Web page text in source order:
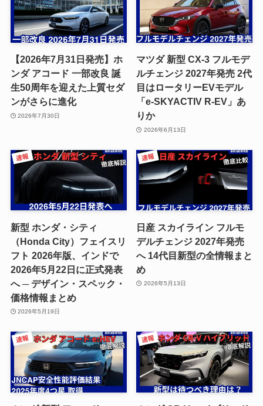
【2026年7月31日発売】ホ
ンダ アコード 一部改良 誕
生50周年を迎えた上質セダ
ンがさらに進化
2026年7月30日
マツダ 新型 CX-3 フルモデ
ルチェンジ 2027年発売 2代
目はロータリーEVモデル
「e-SKYACTIV R-EV」あ
りか
2026年6月13日
新型 ホンダ・シティ
（Honda City）フェイスリ
フト 2026年版、インドで
2026年5月22日に正式発表
へ ─ デザイン・スペック・
価格情報まとめ
2026年5月19日
日産 スカイライン フルモ
デルチェンジ 2027年発売
へ 14代目新型の全情報まと
め
2026年5月13日